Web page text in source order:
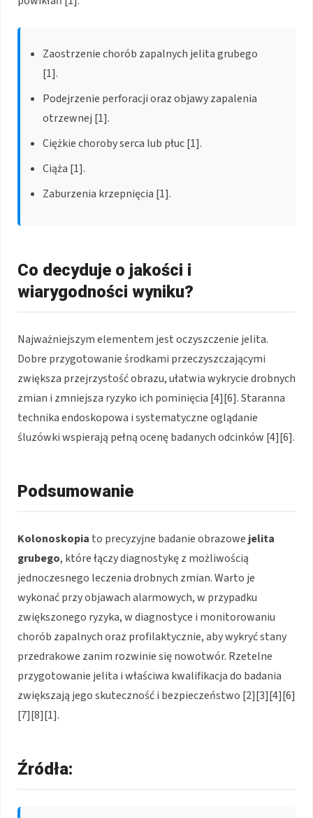
Zaostrzenie chorób zapalnych jelita grubego
[1].
Podejrzenie perforacji oraz objawy zapalenia
otrzewnej [1].
Ciężkie choroby serca lub płuc [1].
Ciąża [1].
Zaburzenia krzepnięcia [1].
Co decyduje o jakości i
wiarygodności wyniku?
Najważniejszym elementem jest oczyszczenie jelita.
Dobre przygotowanie środkami przeczyszczającymi
zwiększa przejrzystość obrazu, ułatwia wykrycie drobnych
zmian i zmniejsza ryzyko ich pominięcia [4][6]. Staranna
technika endoskopowa i systematyczne oglądanie
śluzówki wspierają pełną ocenę badanych odcinków [4][6].
Podsumowanie
Kolonoskopia to precyzyjne badanie obrazowe jelita
grubego, które łączy diagnostykę z możliwością
jednoczesnego leczenia drobnych zmian. Warto je
wykonać przy objawach alarmowych, w przypadku
zwiększonego ryzyka, w diagnostyce i monitorowaniu
chorób zapalnych oraz profilaktycznie, aby wykryć stany
przedrakowe zanim rozwinie się nowotwór. Rzetelne
przygotowanie jelita i właściwa kwalifikacja do badania
zwiększają jego skuteczność i bezpieczeństwo [2][3][4][6]
[7][8][1].
Źródła: